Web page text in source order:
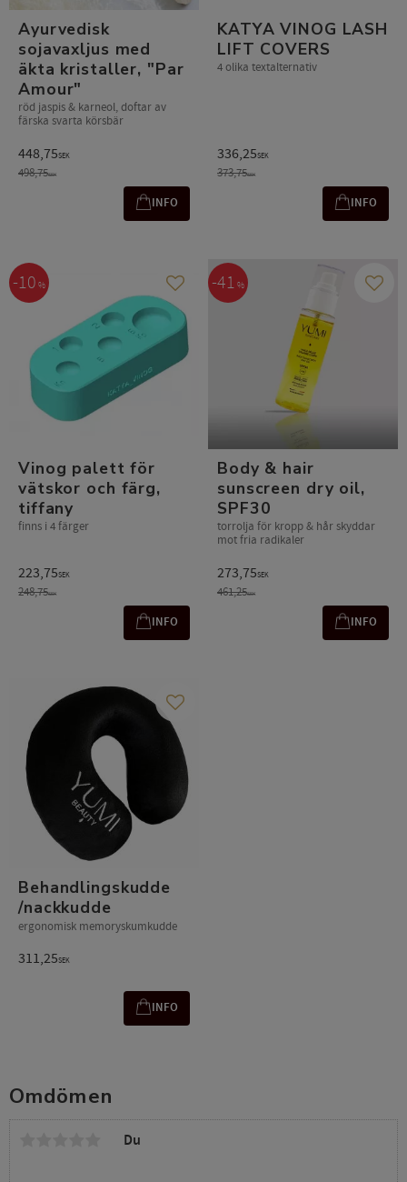
Omdömen
Du
Ayurvedisk
sojavaxljus med
äkta kristaller, "Par
Amour"
röd jaspis & karneol, doftar av
färska svarta körsbär
448,75SEK
498,75SEK
INFO
KATYA VINOG LASH
LIFT COVERS
4 olika textalternativ
336,25SEK
373,75SEK
INFO
Vinog palett för
vätskor och färg,
tiffany
finns i 4 färger
223,75SEK
248,75SEK
10 % Lägg till i favoriter
INFO
Body & hair
sunscreen dry oil,
SPF30
torrolja för kropp & hår skyddar
mot fria radikaler
273,75SEK
461,25SEK
41 %
INFO
Behandlingskudde
/nackkudde
ergonomisk memoryskumkudde
311,25SEK
Lägg till i favoriter
INFO